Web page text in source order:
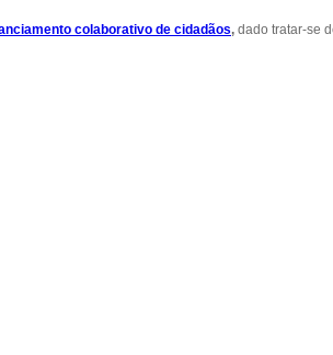
colaborativo de cidadãos, dado tratar-se